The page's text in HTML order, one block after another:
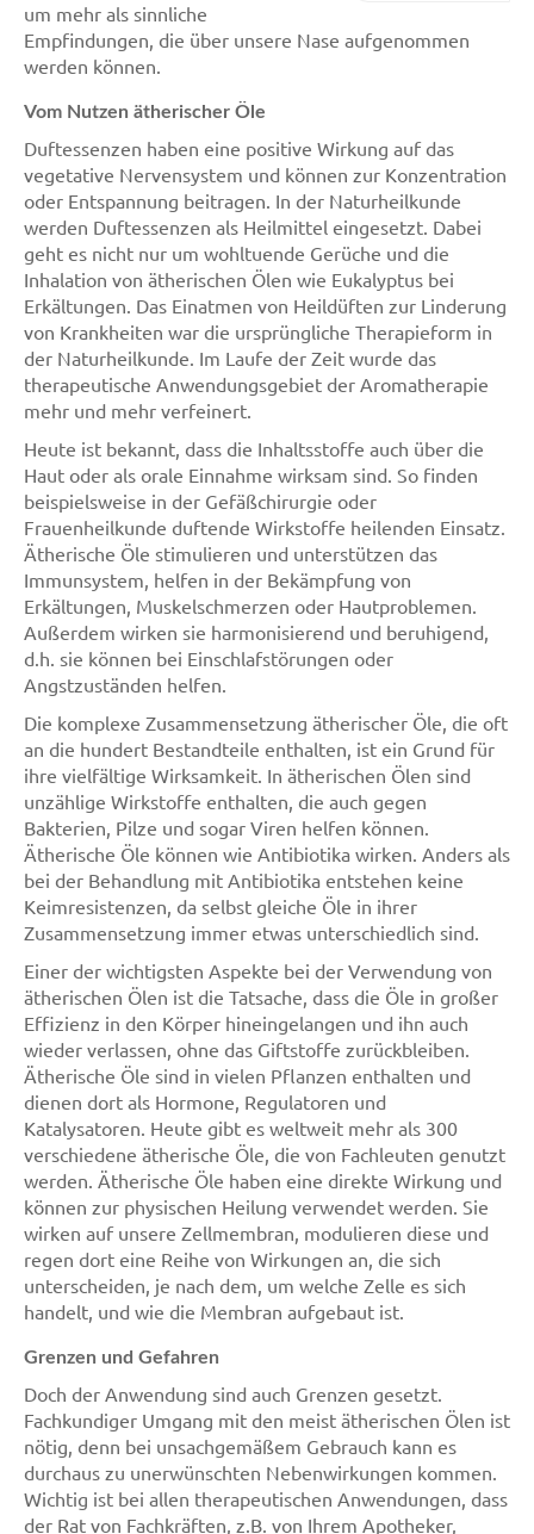
um mehr als sinnliche
Empfindungen, die über unsere Nase aufgenommen
werden können.
Vom Nutzen ätherischer Öle
Duftessenzen haben eine positive Wirkung auf das
vegetative Nervensystem und können zur Konzentration
oder Entspannung beitragen. In der Naturheilkunde
werden Duftessenzen als Heilmittel eingesetzt. Dabei
geht es nicht nur um wohltuende Gerüche und die
Inhalation von ätherischen Ölen wie Eukalyptus bei
Erkältungen. Das Einatmen von Heildüften zur Linderung
von Krankheiten war die ursprüngliche Therapieform in
der Naturheilkunde. Im Laufe der Zeit wurde das
therapeutische Anwendungsgebiet der Aromatherapie
mehr und mehr verfeinert.
Heute ist bekannt, dass die Inhaltsstoffe auch über die
Haut oder als orale Einnahme wirksam sind. So finden
beispielsweise in der Gefäßchirurgie oder
Frauenheilkunde duftende Wirkstoffe heilenden Einsatz.
Ätherische Öle stimulieren und unterstützen das
Immunsystem, helfen in der Bekämpfung von
Erkältungen, Muskelschmerzen oder Hautproblemen.
Außerdem wirken sie harmonisierend und beruhigend,
d.h. sie können bei Einschlafstörungen oder
Angstzuständen helfen.
Die komplexe Zusammensetzung ätherischer Öle, die oft
an die hundert Bestandteile enthalten, ist ein Grund für
ihre vielfältige Wirksamkeit. In ätherischen Ölen sind
unzählige Wirkstoffe enthalten, die auch gegen
Bakterien, Pilze und sogar Viren helfen können.
Ätherische Öle können wie Antibiotika wirken. Anders als
bei der Behandlung mit Antibiotika entstehen keine
Keimresistenzen, da selbst gleiche Öle in ihrer
Zusammensetzung immer etwas unterschiedlich sind.
Einer der wichtigsten Aspekte bei der Verwendung von
ätherischen Ölen ist die Tatsache, dass die Öle in großer
Effizienz in den Körper hineingelangen und ihn auch
wieder verlassen, ohne das Giftstoffe zurückbleiben.
Ätherische Öle sind in vielen Pflanzen enthalten und
dienen dort als Hormone, Regulatoren und
Katalysatoren. Heute gibt es weltweit mehr als 300
verschiedene ätherische Öle, die von Fachleuten genutzt
werden. Ätherische Öle haben eine direkte Wirkung und
können zur physischen Heilung verwendet werden. Sie
wirken auf unsere Zellmembran, modulieren diese und
regen dort eine Reihe von Wirkungen an, die sich
unterscheiden, je nach dem, um welche Zelle es sich
handelt, und wie die Membran aufgebaut ist.
Grenzen und Gefahren
Doch der Anwendung sind auch Grenzen gesetzt.
Fachkundiger Umgang mit den meist ätherischen Ölen ist
nötig, denn bei unsachgemäßem Gebrauch kann es
durchaus zu unerwünschten Nebenwirkungen kommen.
Wichtig ist bei allen therapeutischen Anwendungen, dass
der Rat von Fachkräften, z.B. von Ihrem Apotheker,